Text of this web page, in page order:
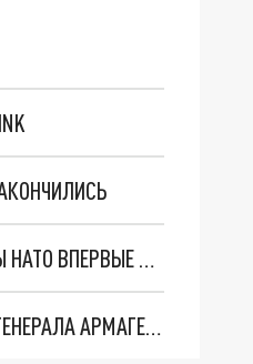
"ОЧЕНЬ ПЛОХИЕ НОВОСТИ": БОЛЬШАЯ ОШИБКА PALANTIR В РОССИИ. СТРАНЫ НАТО ВПЕРВЫЕ ЗА СВО ОСТАНОВИЛИ ПОСТАВКИ ОРУЖИЯ. ВСУ ТЕРЯЮТ ПРИГРАНИЧЬЕ?
ТРИ ГЛАВНЫХ ИНСАЙДА ОБ СВО. ОТМЕНА МОБИЛИЗАЦИИ И ВОЗВРАЩЕНИЕ "ГЕНЕРАЛА АРМАГЕДДОНА"? ОТЛИЧНЫЕ НОВОСТИ, КОТОРЫЕ ЖДАЛИ ВСЕ